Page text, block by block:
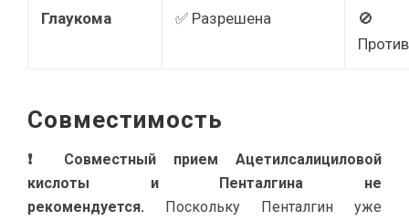
Глаукома ✅ Разрешена
🚫
Совместимость
❗ Совместный прием Ацетилсалициловой
кислоты и Пенталгина не
рекомендуется. Поскольку Пенталгин уже